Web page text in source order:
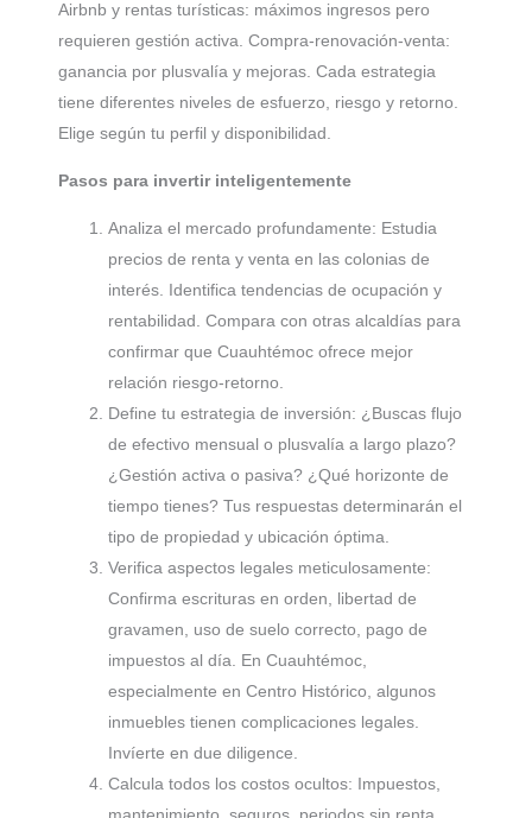
Airbnb y rentas turísticas: máximos ingresos pero
requieren gestión activa. Compra-renovación-venta:
ganancia por plusvalía y mejoras. Cada estrategia
tiene diferentes niveles de esfuerzo, riesgo y retorno.
Elige según tu perfil y disponibilidad.
Pasos para invertir inteligentemente
Analiza el mercado profundamente: Estudia
precios de renta y venta en las colonias de
interés. Identifica tendencias de ocupación y
rentabilidad. Compara con otras alcaldías para
confirmar que Cuauhtémoc ofrece mejor
relación riesgo-retorno.
Define tu estrategia de inversión: ¿Buscas flujo
de efectivo mensual o plusvalía a largo plazo?
¿Gestión activa o pasiva? ¿Qué horizonte de
tiempo tienes? Tus respuestas determinarán el
tipo de propiedad y ubicación óptima.
Verifica aspectos legales meticulosamente:
Confirma escrituras en orden, libertad de
gravamen, uso de suelo correcto, pago de
impuestos al día. En Cuauhtémoc,
especialmente en Centro Histórico, algunos
inmuebles tienen complicaciones legales.
Invíerte en due diligence.
Calcula todos los costos ocultos: Impuestos,